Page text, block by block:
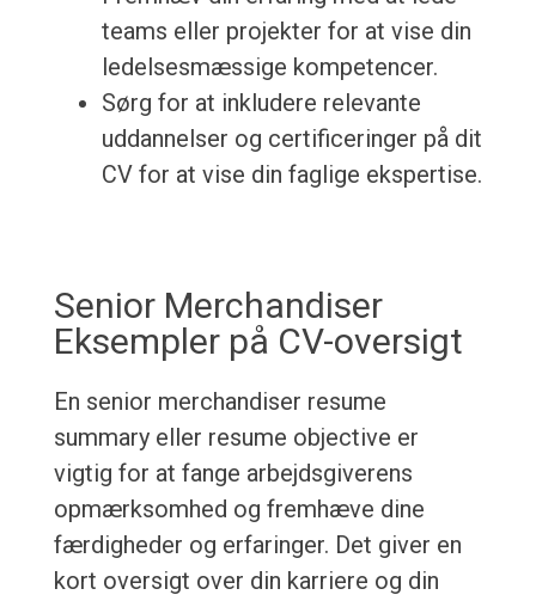
teams eller projekter for at vise din
ledelsesmæssige kompetencer.
Sørg for at inkludere relevante
uddannelser og certificeringer på dit
CV for at vise din faglige ekspertise.
Senior Merchandiser
Eksempler på CV-oversigt
En senior merchandiser resume
summary eller resume objective er
vigtig for at fange arbejdsgiverens
opmærksomhed og fremhæve dine
færdigheder og erfaringer. Det giver en
kort oversigt over din karriere og din